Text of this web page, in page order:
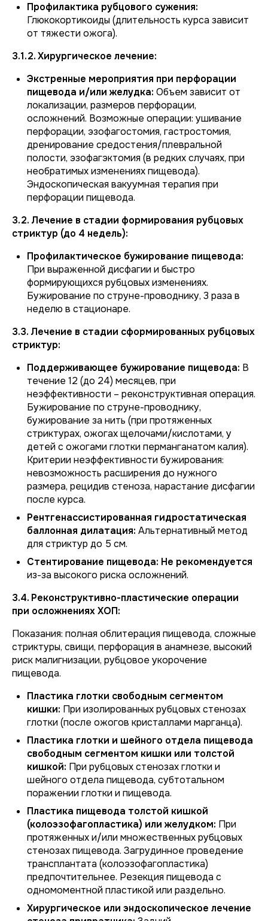
Профилактика рубцового сужения:
Глюкокортикоиды (длительность курса зависит
от тяжести ожога).
3.1.2. Хирургическое лечение:
Экстренные мероприятия при перфорации
пищевода и/или желудка: Объем зависит от
локализации, размеров перфорации,
осложнений. Возможные операции: ушивание
перфорации, эзофагостомия, гастростомия,
дренирование средостения/плевральной
полости, эзофагэктомия (в редких случаях, при
необратимых изменениях пищевода).
Эндоскопическая вакуумная терапия при
перфорации пищевода.
3.2. Лечение в стадии формирования рубцовых
стриктур (до 4 недель):
Профилактическое бужирование пищевода:
При выраженной дисфагии и быстро
формирующихся рубцовых изменениях.
Бужирование по струне-проводнику, 3 раза в
неделю в стационаре.
3.3. Лечение в стадии сформированных рубцовых
стриктур:
Поддерживающее бужирование пищевода: В
течение 12 (до 24) месяцев, при
неэффективности – реконструктивная операция.
Бужирование по струне-проводнику,
бужирование за нить (при протяженных
стриктурах, ожогах щелочами/кислотами, у
детей с ожогами глотки перманганатом калия).
Критерии неэффективности бужирования:
невозможность расширения до нужного
размера, рецидив стеноза, нарастание дисфагии
после курса.
Рентгенассистированная гидростатическая
баллонная дилатация: Альтернативный метод
для стриктур до 5 см.
Стентирование пищевода: Не рекомендуется
из-за высокого риска осложнений.
3.4. Реконструктивно-пластические операции
при осложнениях ХОП:
Показания: полная облитерация пищевода, сложные
стриктуры, свищи, перфорация в анамнезе, высокий
риск малигнизации, рубцовое укорочение
пищевода.
Пластика глотки свободным сегментом
кишки: При изолированных рубцовых стенозах
глотки (после ожогов кристаллами марганца).
Пластика глотки и шейного отдела пищевода
свободным сегментом кишки или толстой
кишкой: При рубцовых стенозах глотки и
шейного отдела пищевода, субтотальном
поражении глотки и пищевода.
Пластика пищевода толстой кишкой
(колоэзофагопластика) или желудком: При
протяженных и/или множественных рубцовых
стенозах пищевода. Загрудинное проведение
трансплантата (колоэзофагопластика)
предпочтительнее. Резекция пищевода с
одномоментной пластикой или раздельно.
Хирургическое или эндоскопическое лечение